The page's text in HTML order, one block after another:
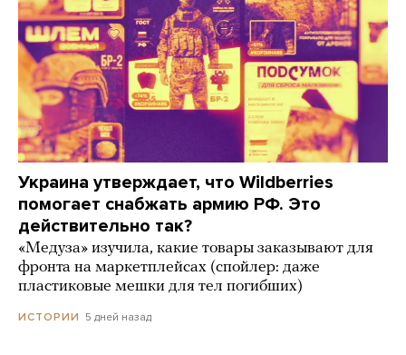
Украина утверждает, что Wildberries
помогает снабжать армию РФ. Это
действительно так?
«Медуза» изучила, какие товары заказывают для
фронта на маркетплейсах (спойлер: даже
пластиковые мешки для тел погибших)
ИСТОРИИ 5 дней назад